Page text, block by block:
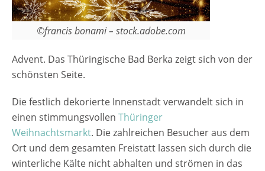
©francis bonami – stock.adobe.com
Advent. Das Thüringische Bad Berka zeigt sich von der
schönsten Seite.
Die festlich dekorierte Innenstadt verwandelt sich in
einen stimmungsvollen Thüringer
Weihnachtsmarkt. Die zahlreichen Besucher aus dem
Ort und dem gesamten Freistatt lassen sich durch die
winterliche Kälte nicht abhalten und strömen in das